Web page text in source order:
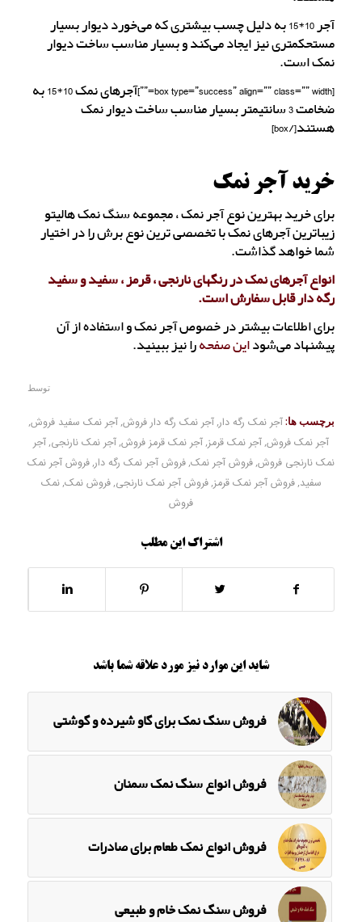
آجر 10*15 به دلیل چسب بیشتری که می‌خورد دیوار بسیار
مستحکمتری نیز ایجاد می‌کند و بسیار مناسب ساخت دیوار
نمک است.
[box type=”success” align=”” class=”” width=””]آجرهای نمک 10*15 به
ضخامت 3 سانتیمتر بسیار مناسب ساخت دیوار نمک
هستند[/box]
خرید آجر نمک
برای خرید بهترین نوع آجر نمک ، مجموعه سنگ نمک هالیتو
زیباترین آجرهای نمک با تخصصی ترین نوع برش را در اختیار
شما خواهد گذاشت.
انواع آجرهای نمک در رنگهای نارنجی ، قرمز ، سفید و سفید
رگه دار قابل سفارش است.
برای اطلاعات بیشتر در خصوص آجر نمک و استفاده از آن
پیشنهاد می‌شوداین صفحهرا نیز ببینید.
توسط
برچسب ها: آجر نمک رگه دار,آجر نمک رگه دار فروش,آجر نمک سفید فروش,
آجر نمک فروش, آجر نمک قرمز, آجر نمک قرمز فروش, آجر نمک نارنجی, آجر
نمک نارنجی فروش, فروش آجر نمک, فروش آجر نمک رگه دار, فروش آجر نمک
سفید,فروش آجر نمک قرمز,فروش آجر نمک نارنجی,فروش نمک,نمک
فروش
اشتراک این مطلب
شاید این موارد نیز مورد علاقه شما باشد
فروش سنگ نمک برای گاو شیرده و گوشتی
فروش انواع سنگ نمک سمنان
فروش انواع نمک طعام برای صادرات
فروش سنگ نمک خام و طبیعی